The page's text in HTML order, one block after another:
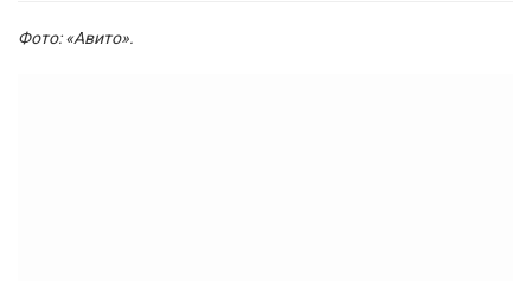
Фото: «Авито».